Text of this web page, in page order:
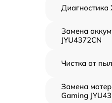
Диагностика
Замена
JYU4372CN
Чистка от
Замена
Gaming